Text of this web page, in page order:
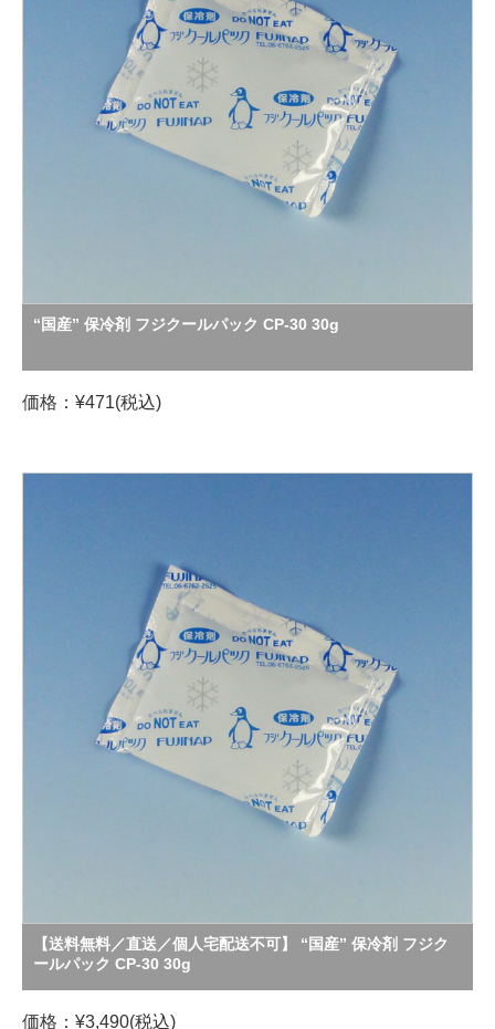
“国産” 保冷剤 フジクールパック CP-30 30g
価格：¥471(税込)
【送料無料／直送／個人宅配送不可】 “国産” 保冷剤 フジク
ールパック CP-30 30g
価格：¥3,490(税込)